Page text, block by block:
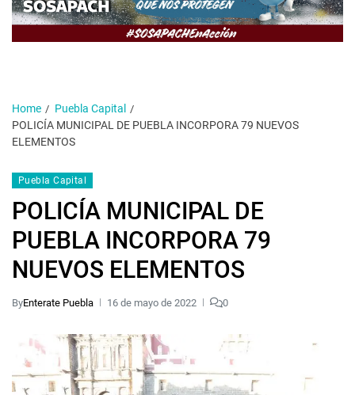
Home
Puebla Capital
POLICÍA MUNICIPAL DE PUEBLA INCORPORA 79 NUEVOS
ELEMENTOS
Puebla Capital
POLICÍA MUNICIPAL DE
PUEBLA INCORPORA 79
NUEVOS ELEMENTOS
ByEnterate Puebla 16 de mayo de 2022 0